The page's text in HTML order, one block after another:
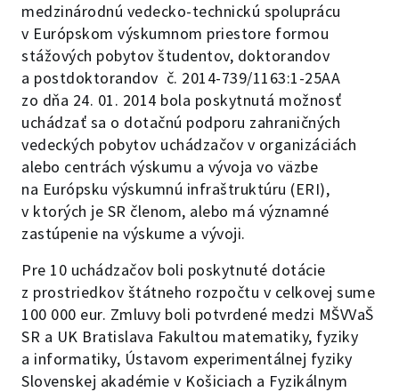
medzinárodnú vedecko-technickú spoluprácu
v Európskom výskumnom priestore formou
stážových pobytov študentov, doktorandov
a postdoktorandov č. 2014-739/1163:1-25AA
zo dňa 24. 01. 2014 bola poskytnutá možnosť
uchádzať sa o dotačnú podporu zahraničných
vedeckých pobytov uchádzačov v organizáciách
alebo centrách výskumu a vývoja vo väzbe
na Európsku výskumnú infraštruktúru (ERI),
v ktorých je SR členom, alebo má významné
zastúpenie na výskume a vývoji.
Pre 10 uchádzačov boli poskytnuté dotácie
z prostriedkov štátneho rozpočtu v celkovej sume
100 000 eur. Zmluvy boli potvrdené medzi MŠVVaŠ
SR a UK Bratislava Fakultou matematiky, fyziky
a informatiky, Ústavom experimentálnej fyziky
Slovenskej akadémie v Košiciach a Fyzikálnym